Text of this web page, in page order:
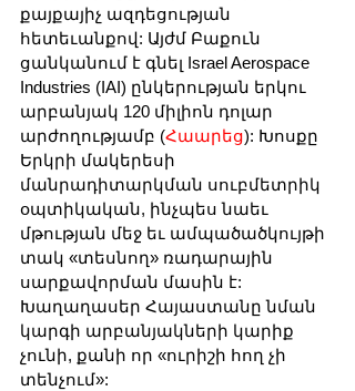
քայքայիչ ազդեցության
հետեւանքով: Այժմ Բաքուն
ցանկանում է գնել Israel Aerospace
Industries (IAI) ընկերության երկու
արբանյակ 120 միլիոն դոլար
արժողությամբ (Հաարեց): Խոսքը
Երկրի մակերեսի
մանրադիտարկման սուբմետրիկ
օպտիկական, ինչպես նաեւ
մթության մեջ եւ ամպածածկույթի
տակ «տեսնող» ռադարային
սարքավորման մասին է:
Խաղաղասեր Հայաստանը նման
կարգի արբանյակների կարիք
չունի, քանի որ «ուրիշի հող չի
տենչում»: